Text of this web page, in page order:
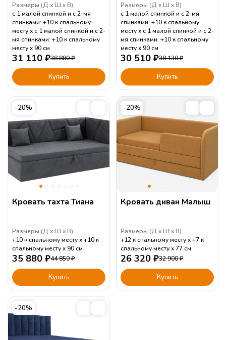
Размеры (Д Ш В)
с 1 малой спинкой и с 2-мя
спинками: +10 к спальному
месту
с 1 малой спинкой и с 2-
мя спинками: +10 к спальному
месту
90 см
31 110 ₽38 880₽
Купить
Размеры (Д Ш В)
с 1 малой спинкой и с 2-мя
спинками: +10 к спальному
месту
с 1 малой спинкой и с 2-
мя спинками: +10 к спальному
месту
90 см
30 510 ₽38 130₽
Купить
-20%
Кровать тахта Тиана
Размеры (Д Ш В)
+10 к спальному месту
+10 к
спальному месту
90 см
35 880 ₽44 850₽
Купить
-20%
Кровать диван Малыш
Размеры (Д Ш В)
+12 к спальному месту
+7 к
спальному месту
77 см
26 320 ₽32 900₽
Купить
-20%